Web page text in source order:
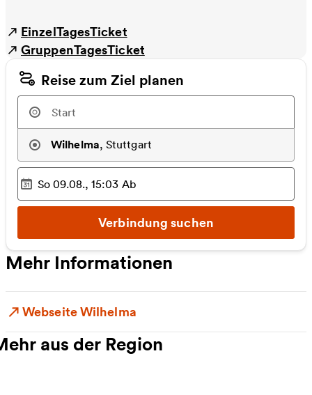
EinzelTagesTicket
GruppenTagesTicket
Reise zum Ziel planen
Wilhelma, Stuttgart
Ausgewählter Zeitpunkt
So 09.08., 15:03 Ab
Verbindung suchen
Mehr Informationen
Webseite Wilhelma
aus der Region